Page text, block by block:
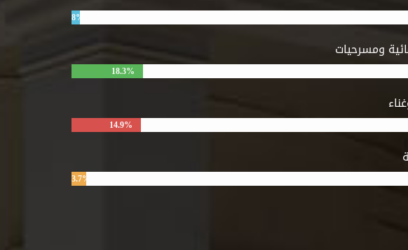
8%
ومسرحيات
18.3%
14.9%
3.7%